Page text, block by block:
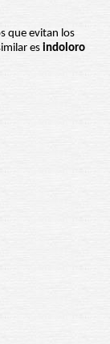
que evitan los
es indoloro